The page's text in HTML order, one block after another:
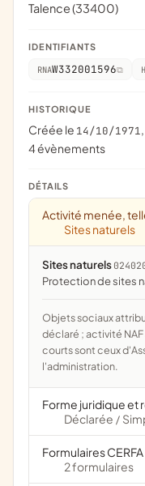
Talence (33400)
IDENTIFIANTS
RNAW332001596
HISTORIQUE
Créée le 14/10/1971
4 évènements
DÉTAILS
Activité menée,
Sites naturels
Sites naturels
protection de sites
Objets sociaux attribués par l'administration d'après l'objet
déclaré ; activité
courts sont ceux
l'administration.
Forme juridique et
Déclarée /
Formulaires
2 formulaires